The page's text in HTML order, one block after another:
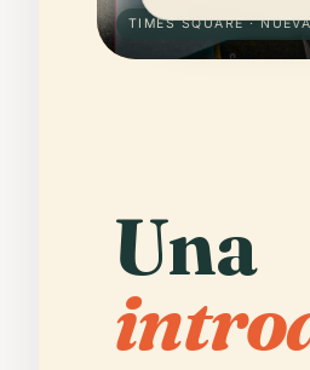
TIMES SQUARE ·
Una